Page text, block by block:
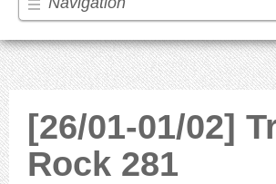
[26/01-01/02]
Rock 281